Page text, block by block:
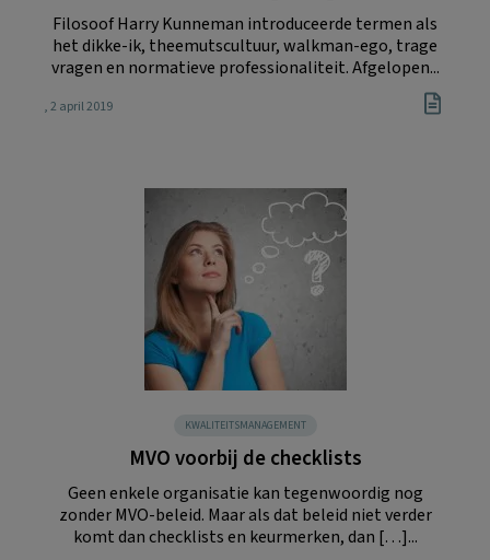
Filosoof Harry Kunneman introduceerde termen als
het dikke-ik, theemutscultuur, walkman-ego, trage
vragen en normatieve professionaliteit. Afgelopen...
, 2 april 2019
KWALITEITSMANAGEMENT
MVO voorbij de checklists
Geen enkele organisatie kan tegenwoordig nog
zonder MVO-beleid. Maar als dat beleid niet verder
komt dan checklists en keurmerken, dan […]...